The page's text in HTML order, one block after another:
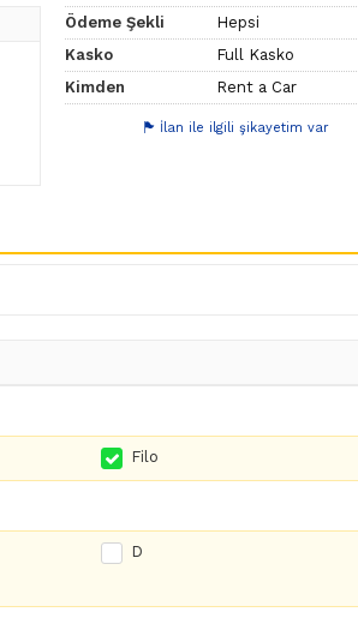
Ödeme Şekli
Hepsi
Kasko
Full Kasko
Kimden
Rent a Car
İlan ile ilgili şikayetim var
Filo
D